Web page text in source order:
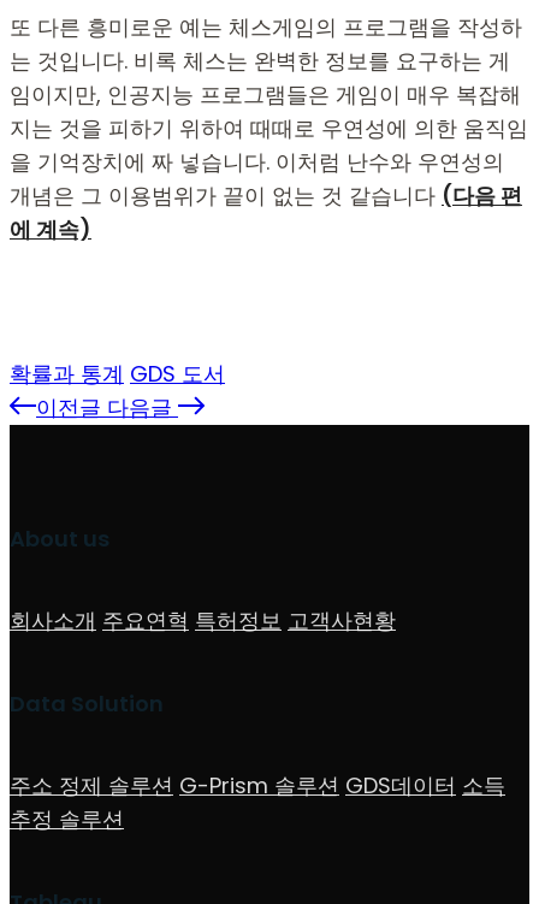
또 다른 흥미로운 예는 체스게임의 프로그램을 작성하
는 것입니다. 비록 체스는 완벽한 정보를 요구하는 게
임이지만, 인공지능 프로그램들은 게임이 매우 복잡해
지는 것을 피하기 위하여 때때로 우연성에 의한 움직임
을 기억장치에 짜 넣습니다. 이처럼 난수와 우연성의
개념은 그 이용범위가 끝이 없는 것 같습니다 (다음 편
에 계속)
확률과 통계 GDS 도서
이전글 다음글
About us
회사소개 주요연혁 특허정보 고객사현황
Data Solution
주소 정제 솔루션 G-Prism 솔루션 GDS데이터 소득
추정 솔루션